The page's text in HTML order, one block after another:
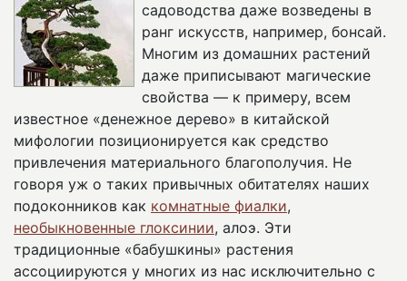
садоводства даже возведены в
ранг искусств, например, бонсай.
Многим из домашних растений
даже приписывают магические
свойства — к примеру, всем
известное «денежное дерево» в китайской
мифологии позиционируется как средство
привлечения материального благополучия. Не
говоря уж о таких привычных обитателях наших
подоконников как комнатные фиалки,
необыкновенные глоксинии, алоэ. Эти
традиционные «бабушкины» растения
ассоциируются у многих из нас исключительно с